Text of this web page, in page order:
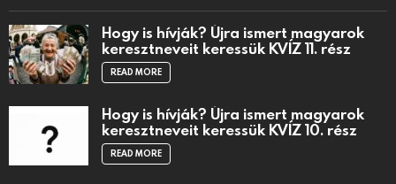
Hogy is hívják? Újra ismert magyarok
keresztneveit keressük KVÍZ 11. rész
READ MORE
Hogy is hívják? Újra ismert magyarok
keresztneveit keressük KVÍZ 10. rész
READ MORE